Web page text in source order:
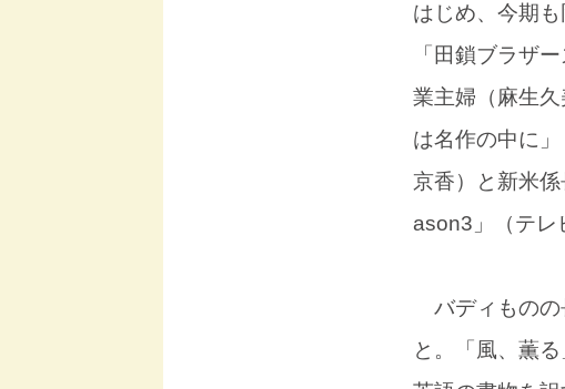
はじめ、今期
「田鎖ブラザ
業主婦（麻生
は名作の中に
京香）と新米
ason3」（テレ
バディものの
と。「風、薫